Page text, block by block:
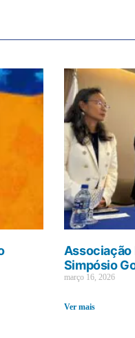
Associação
Simpósio
março 16, 2026
Ver mais